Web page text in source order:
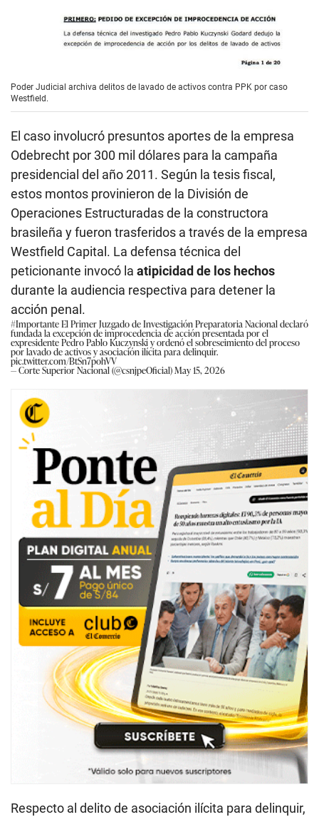
Poder Judicial archiva delitos de lavado de activos contra PPK por caso
Westfield.
El caso involucró presuntos aportes de la empresa
Odebrecht por 300 mil dólares para la campaña
presidencial del año 2011. Según la tesis fiscal,
estos montos provinieron de la División de
Operaciones Estructuradas de la constructora
brasileña y fueron trasferidos a través de la empresa
Westfield Capital. La defensa técnica del
peticionante invocó la atipicidad de los hechos
durante la audiencia respectiva para detener la
acción penal.
#ImportanteEl Primer Juzgado de Investigación Preparatoria Nacional declaró
fundada la excepción de improcedencia de acción presentada por el
expresidente Pedro Pablo Kuczynski y ordenó el sobreseimiento del proceso
por lavado de activos y asociación ilícita para delinquir.
pic.twitter.com/BtSn7pohVV
— Corte Superior Nacional (@csnjpeOficial)May 15, 2026
Respecto al delito de asociación ilícita para delinquir,